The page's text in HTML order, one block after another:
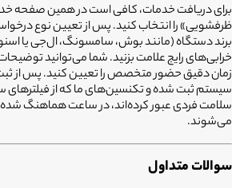
برای دریافت خدمات، کافی است در همین صفحه
ظرفشویی» را انتخاب کنید. پس از تعیین نوع
برند دستگاه (مانند بوش، سامسونگ، ال‌جی یا
خرابی‌های رایج علامت بزنید. شما می‌توانید
زمان دقیق حضور متخصص را تعیین کنید. پس از
سیستم ثبت شده و تکنسین‌های ما که از
سلامت فردی عبور کرده‌اند، در ساعت هماهنگ
می‌شوند.
سوالات متداول